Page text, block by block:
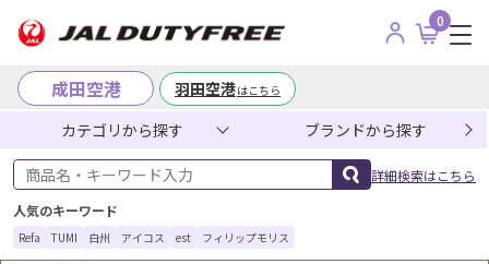
0
成田空港 羽田空港はこちら
カテゴリから探す ブランドから探す
商品名・キーワード入力
詳細検索はこちら
人気のキーワード
Refa TUMI 白州 アイコス est フィリップモリス